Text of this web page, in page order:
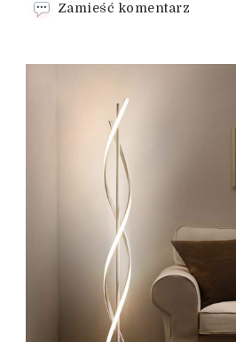
Zamieść komentarz
Świat